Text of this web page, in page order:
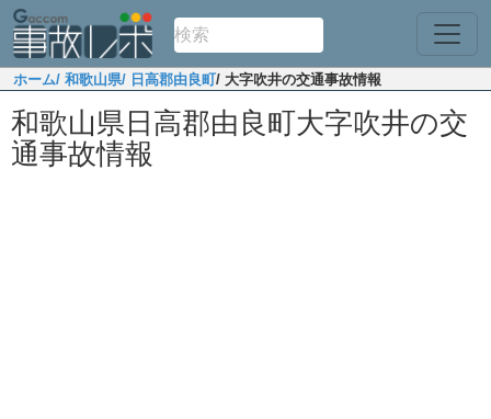
ホーム/ 和歌山県/ 日高郡由良町/ 大字吹井の交通事故情報
和歌山県日高郡由良町大字吹井の交
通事故情報